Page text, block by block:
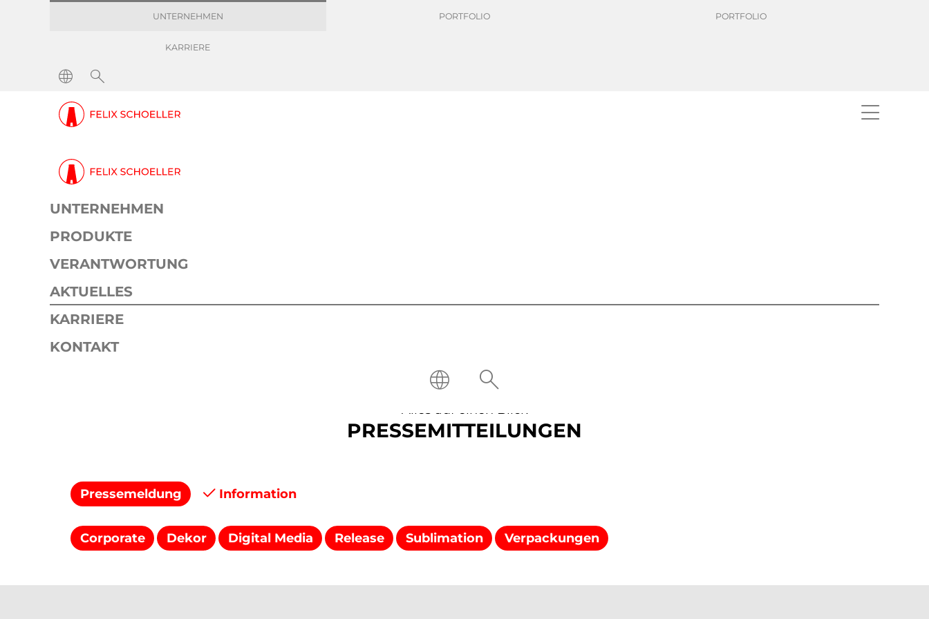
UNTERNEHMEN PORTFOLIO PORTFOLIO
KARRIERE
UNTERNEHMEN
PRODUKTE
VERANTWORTUNG
AKTUELLES
KARRIERE
KONTAKT
Alles auf einen Blick
PRESSEMITTEILUNGEN
Pressemeldung Information
Corporate Dekor Digital Media Release Sublimation Verpackungen